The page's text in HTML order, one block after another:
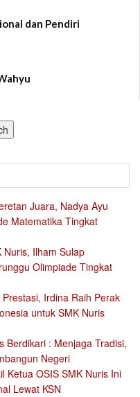
dan Pendiri
Juara, Nadya Ayu
Matematika Tingkat
Nuris, Ilham Sulap
Olimpiade Tingkat
Irdina Raih Perak
untuk SMK Nuris
Berdikari : Menjaga Tradisi,
Negeri
Ketua OSIS SMK Nuris Ini
Lewat KSN